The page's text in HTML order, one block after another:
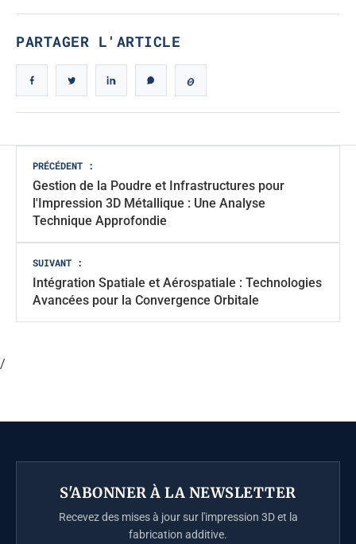
PARTAGER L'ARTICLE
Navigation
des
articles
PRÉCÉDENT :
Gestion de la Poudre et Infrastructures pour
l'Impression 3D Métallique : Une Analyse
Technique Approfondie
SUIVANT :
Intégration Spatiale et Aérospatiale : Technologies
Avancées pour la Convergence Orbitale
/
S'ABONNER À LA NEWSLETTER
Recevez des mises à jour sur l'impression 3D et la
fabrication additive.